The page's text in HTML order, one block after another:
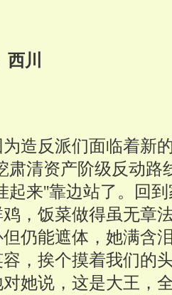
川
造反派们面临着新
肃清资产阶级反动路
起来''靠边站了。回
，饭菜做得虽无章
仍能遮体，她满含
，挨个摸着我们的
她说，这是大王，